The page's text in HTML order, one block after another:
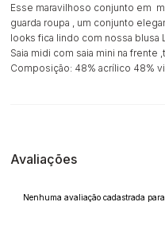
Esse maravilhoso conjunto em
guarda roupa , um conjunto
looks fica lindo com nossa blusa
Saia midi com saia mini na
Composição: 48% acrílico 48%
Avaliações
Nenhuma avaliação cadastrada para